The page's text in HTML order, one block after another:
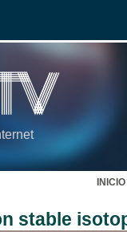
INICIO
stable